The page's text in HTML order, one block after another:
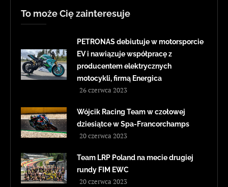
To może Cię zainteresuje
PETRONAS debiutuje w motorsporcie
EV i nawiązuje współpracę z
producentem elektrycznych
motocykli, firmą Energica
26 czerwca 2023
Wójcik Racing Team w czołowej
dziesiątce w Spa-Francorchamps
20 czerwca 2023
Team LRP Poland na mecie drugiej
rundy FIM EWC
20 czerwca 2023